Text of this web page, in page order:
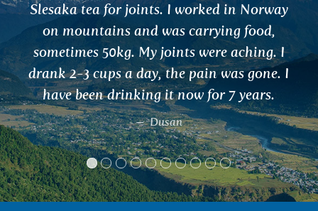
and your newly created website which
have so nicely put together. Your
appear to be quite sound, healthy and
most certainly beneficial, as I have used
some of them in the past myself. I feel
it is always a great and honourable
to see my fellow humans, trying their
utmost to serve their brothers and
with the very best products, in order to
enhance or benefit health. My gratitude